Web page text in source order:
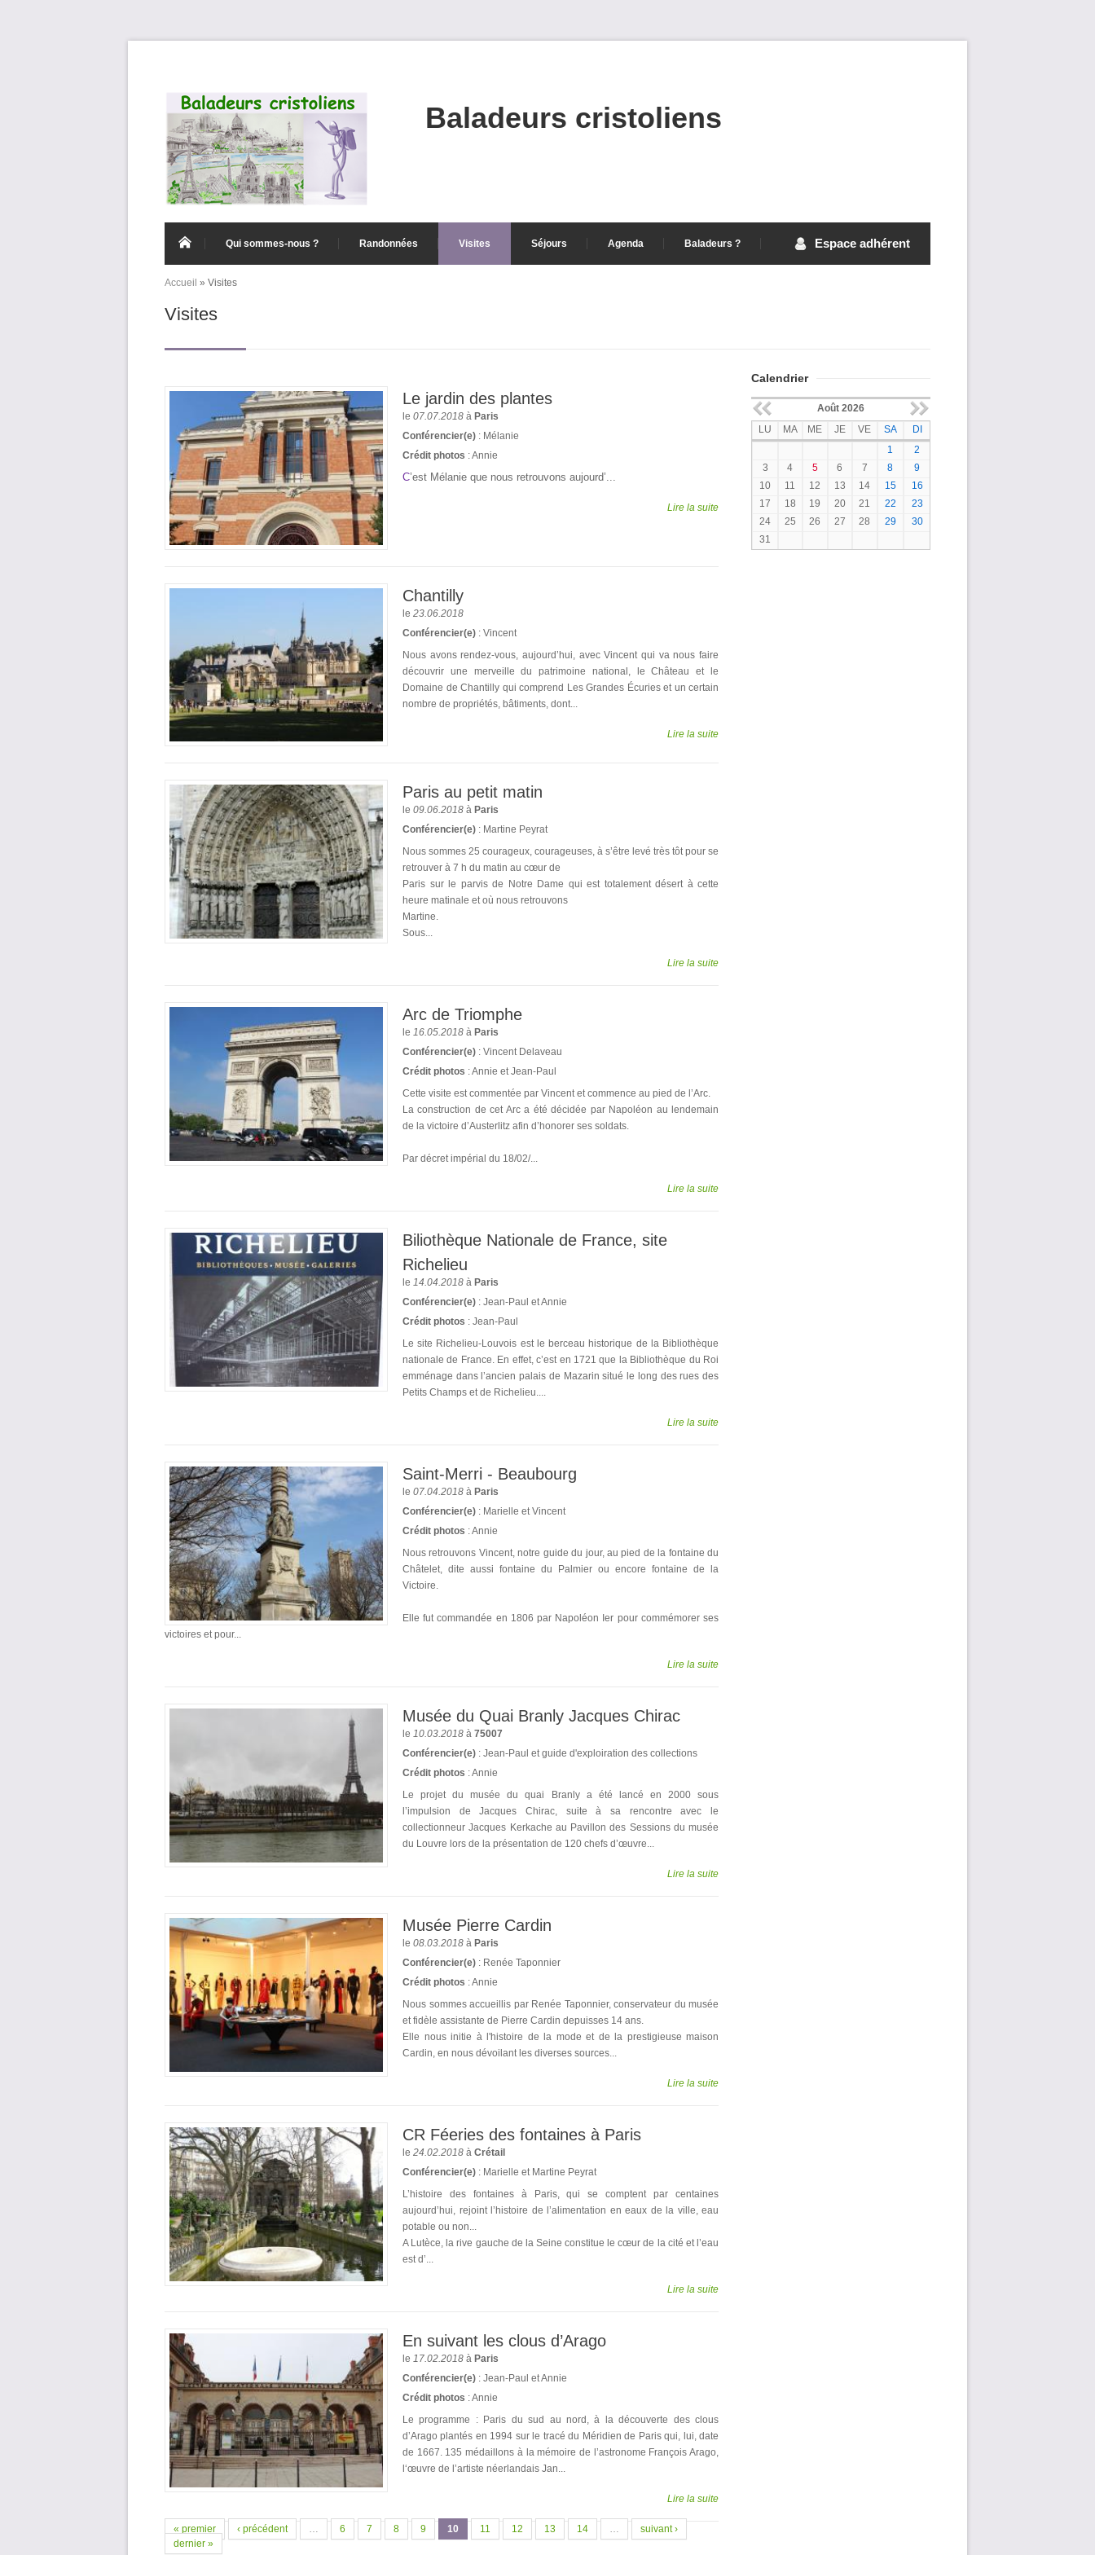
Baladeurs cristoliens
Qui sommes-nous ? Randonnées Visites Séjours Agenda Baladeurs ? Espace adhérent
Vous êtes ici
Accueil » Visites
Visites
Le jardin des plantes
le 07.07.2018 à Paris
Conférencier(e) : Mélanie
Crédit photos : Annie
C’est Mélanie que nous retrouvons aujourd’...
Lire la suite
Chantilly
le 23.06.2018
Conférencier(e) : Vincent
Nous avons rendez-vous, aujourd’hui, avec Vincent qui va nous faire
découvrir une merveille du patrimoine national, le Château et le
Domaine de Chantilly qui comprend Les Grandes Écuries et un certain
nombre de propriétés, bâtiments, dont...
Lire la suite
Paris au petit matin
le 09.06.2018 à Paris
Conférencier(e) : Martine Peyrat
Nous sommes 25 courageux, courageuses, à s’être levé très tôt pour se
retrouver à 7 h du matin au cœur de
Paris sur le parvis de Notre Dame qui est totalement désert à cette
heure matinale et où nous retrouvons
Martine.
Sous...
Lire la suite
Arc de Triomphe
le 16.05.2018 à Paris
Conférencier(e) : Vincent Delaveau
Crédit photos : Annie et Jean-Paul
Cette visite est commentée par Vincent et commence au pied de l’Arc.
La construction de cet Arc a été décidée par Napoléon au lendemain
de la victoire d’Austerlitz afin d’honorer ses soldats.
Par décret impérial du 18/02/...
Lire la suite
Biliothèque Nationale de France, site
Richelieu
le 14.04.2018 à Paris
Conférencier(e) : Jean-Paul et Annie
Crédit photos : Jean-Paul
Le site Richelieu-Louvois est le berceau historique de la Bibliothèque
nationale de France. En effet, c’est en 1721 que la Bibliothèque du Roi
emménage dans l’ancien palais de Mazarin situé le long des rues des
Petits Champs et de Richelieu....
Lire la suite
Saint-Merri - Beaubourg
le 07.04.2018 à Paris
Conférencier(e) : Marielle et Vincent
Crédit photos : Annie
Nous retrouvons Vincent, notre guide du jour, au pied de la fontaine du
Châtelet, dite aussi fontaine du Palmier ou encore fontaine de la
Victoire.
Elle fut commandée en 1806 par Napoléon Ier pour commémorer ses
victoires et pour...
Lire la suite
Musée du Quai Branly Jacques Chirac
le 10.03.2018 à 75007
Conférencier(e) : Jean-Paul et guide d'exploiration des collections
Crédit photos : Annie
Le projet du musée du quai Branly a été lancé en 2000 sous
l’impulsion de Jacques Chirac, suite à sa rencontre avec le
collectionneur Jacques Kerkache au Pavillon des Sessions du musée
du Louvre lors de la présentation de 120 chefs d’œuvre...
Lire la suite
Musée Pierre Cardin
le 08.03.2018 à Paris
Conférencier(e) : Renée Taponnier
Crédit photos : Annie
Nous sommes accueillis par Renée Taponnier, conservateur du musée
et fidèle assistante de Pierre Cardin depuisses 14 ans.
Elle nous initie à l'histoire de la mode et de la prestigieuse maison
Cardin, en nous dévoilant les diverses sources...
Lire la suite
CR Féeries des fontaines à Paris
le 24.02.2018 à Crétail
Conférencier(e) : Marielle et Martine Peyrat
L’histoire des fontaines à Paris, qui se comptent par centaines
aujourd’hui, rejoint l’histoire de l’alimentation en eaux de la ville, eau
potable ou non...
A Lutèce, la rive gauche de la Seine constitue le cœur de la cité et l’eau
est d’...
Lire la suite
En suivant les clous d’Arago
le 17.02.2018 à Paris
Conférencier(e) : Jean-Paul et Annie
Crédit photos : Annie
Le programme : Paris du sud au nord, à la découverte des clous
d’Arago plantés en 1994 sur le tracé du Méridien de Paris qui, lui, date
de 1667. 135 médaillons à la mémoire de l’astronome François Arago,
l‘œuvre de l’artiste néerlandais Jan...
Lire la suite
Pages
« premier ‹ précédent … 6 7 8 9 10 11 12 13 14 …
suivant ›
dernier »
Calendrier
Août 2026
LU
MA ME JE VE SA
DI
1
2
3
4 5 6 7 8
9
10
11 12 13 14 15
16
17
18 19 20 21 22
23
24
25 26 27 28 29
30
31